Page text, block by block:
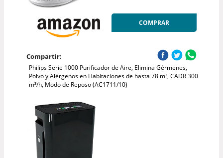
COMPRAR
Compartir:
Philips Serie 1000 Purificador de Aire, Elimina Gérmenes,
Polvo y Alérgenos en Habitaciones de hasta 78 m², CADR 300
m³/h, Modo de Reposo (AC1711/10)